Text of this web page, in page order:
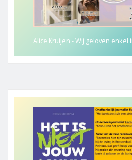
Alice Kruijen - Wij geloven enkel